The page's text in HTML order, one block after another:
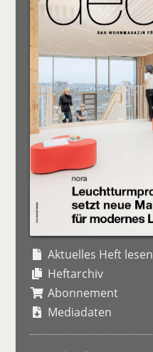
Aktuelles Heft lesen
Heftarchiv
Abonnement
Mediadaten